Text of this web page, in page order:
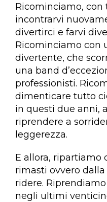
Ricominciamo, con
incontrarvi
divertirci e farvi
Ricominciamo con
divertente, che
una band
professionisti.
dimenticare tutto
in questi due anni,
riprendere a
leggerezza.
E allora, ripartiamo
rimasti ovvero
ridere.
negli ultimi